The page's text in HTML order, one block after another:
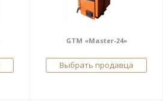
GTM «Master-24»
Выбрать продавца